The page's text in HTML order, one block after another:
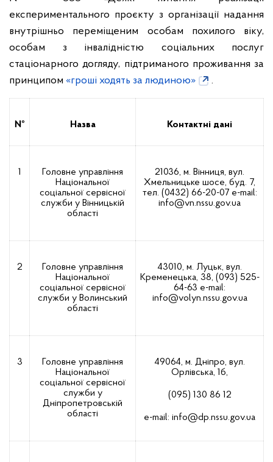
експериментального проєкту з організації надання
внутрішньо переміщеним особам похилого віку,
особам з інвалідністю соціальних послуг
стаціонарного догляду, підтриманого проживання за
принципом «гроші ходять за людиною» .
№ Назва Контактні дані
1
Головне управління
Національної
соціальної сервісної
служби у Вінницькій
області
21036, м. Вінниця, вул.
Хмельницьке шосе, буд. 7,
тел. (0432) 66-20-07 е-mail:
info@vn.nssu.gov.ua
2
Головне управління
Національної
соціальної сервісної
служби у Волинський
області
43010, м. Луцьк, вул.
Кременецька, 38, (093) 525-
64-63 е-mail:
info@volyn.nssu.gov.ua
3
Головне управління
Національної
соціальної сервісної
служби у
Дніпропетровській
області
49064, м. Дніпро, вул.
Орлівська, 1б,
(095) 130 86 12
е-mail: info@dp.nssu.gov.ua